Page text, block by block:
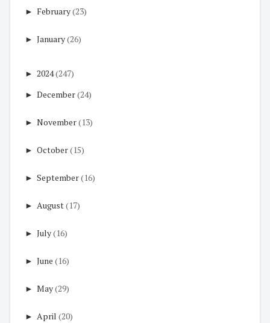
► February(23)
► January(26)
► 2024(247)
► December(24)
► November(13)
► October(15)
► September(16)
► August(17)
► July(16)
► June (16)
► May(29)
► April (20)